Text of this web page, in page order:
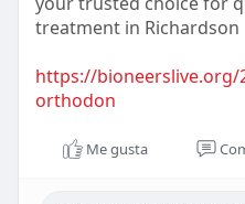
treatment in Richardson
https://bioneerslive.org/
orthodon
Me gusta